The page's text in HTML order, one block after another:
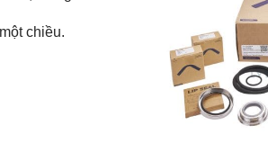
chiều.